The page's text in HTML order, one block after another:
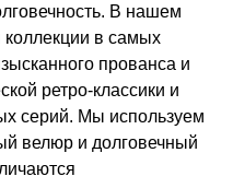
В нашем
в самых
прованса и
ретро-классики и
серий. Мы используем
велюр и долговечный